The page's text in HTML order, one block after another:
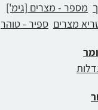
מספר - מצרים [גימ']
מצרים ספיר - טוהר